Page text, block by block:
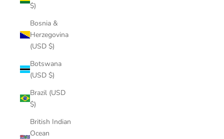
$)
Bosnia &
Herzegovina
(USD $)
Botswana
(USD $)
Brazil (USD
$)
British Indian
Ocean